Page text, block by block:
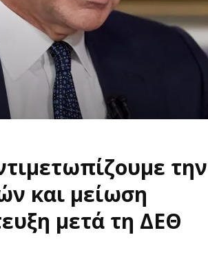
την
και μείωση
μετά τη ΔΕΘ